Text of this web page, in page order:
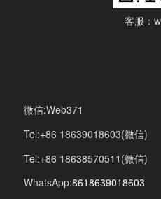
客服：
微信:Web371
Tel:+86 18639018603(微信)
Tel:+86 18638570511(微信)
WhatsApp:8618639018603